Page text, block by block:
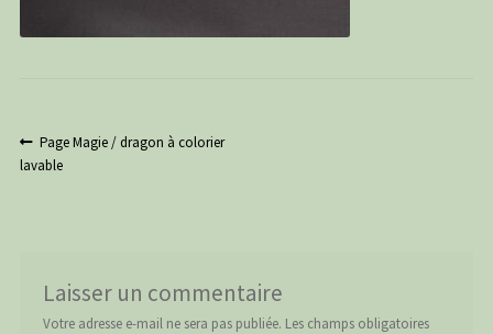
Navigation
de
Article
précédent :
Page Magie / dragon à colorier
lavable
Laisser un commentaire
Votre adresse e-mail ne sera pas publiée. Les champs obligatoires